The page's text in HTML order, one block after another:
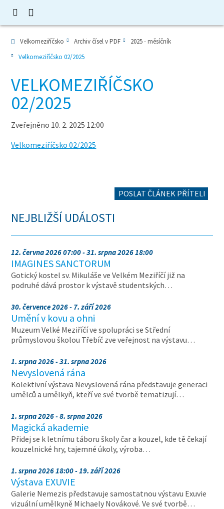
Velkomeziříčsko Archiv čísel v PDF
2025 - měsíčník
Velkomeziříčsko 02/2025
VELKOMEZIŘÍČSKO
02/2025
Zveřejněno 10. 2. 2025 12:00
Velkomeziříčsko 02/2025
POSLAT ČLÁNEK PŘÍTELI
NEJBLIŽŠÍ UDÁLOSTI
12. června 2026 07:00 - 31. srpna 2026 18:00
IMAGINES SANCTORUM
Gotický kostel sv. Mikuláše ve Velkém Meziříčí již na
podruhé dává prostor k výstavě studentských…
30. července 2026 - 7. září 2026
Umění v kovu a ohni
Muzeum Velké Meziříčí ve spolupráci se Střední
průmyslovou školou Třebíč zve veřejnost na výstavu…
1. srpna 2026 - 31. srpna 2026
Nevyslovená rána
Kolektivní výstava Nevyslovená rána představuje generaci
umělců a umělkyň, kteří ve své tvorbě tematizují…
1. srpna 2026 - 8. srpna 2026
Magická akademie
Přidej se k letnímu táboru školy čar a kouzel, kde tě čekají
kouzelnické hry, tajemné úkoly, výroba…
1. srpna 2026 18:00 - 19. září 2026
Výstava EXUVIE
Galerie Nemezis představuje samostatnou výstavu Exuvie
vizuální umělkyně Michaely Novákové. Ve své tvorbě…